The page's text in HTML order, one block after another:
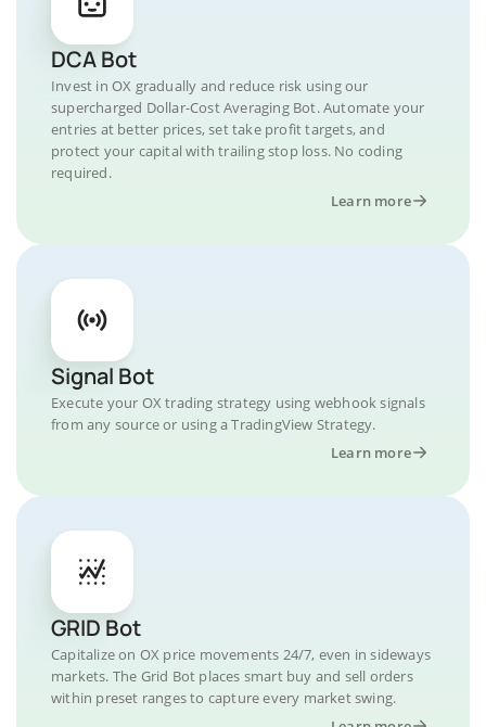
DCA Bot
Invest in OX gradually and reduce risk using our
supercharged Dollar-Cost Averaging Bot. Automate your
entries at better prices, set take profit targets, and
protect your capital with trailing stop loss. No coding
required.
Learn more
Signal Bot
Execute your OX trading strategy using webhook signals
from any source or using a TradingView Strategy.
Learn more
GRID Bot
Capitalize on OX price movements 24/7, even in sideways
markets. The Grid Bot places smart buy and sell orders
within preset ranges to capture every market swing.